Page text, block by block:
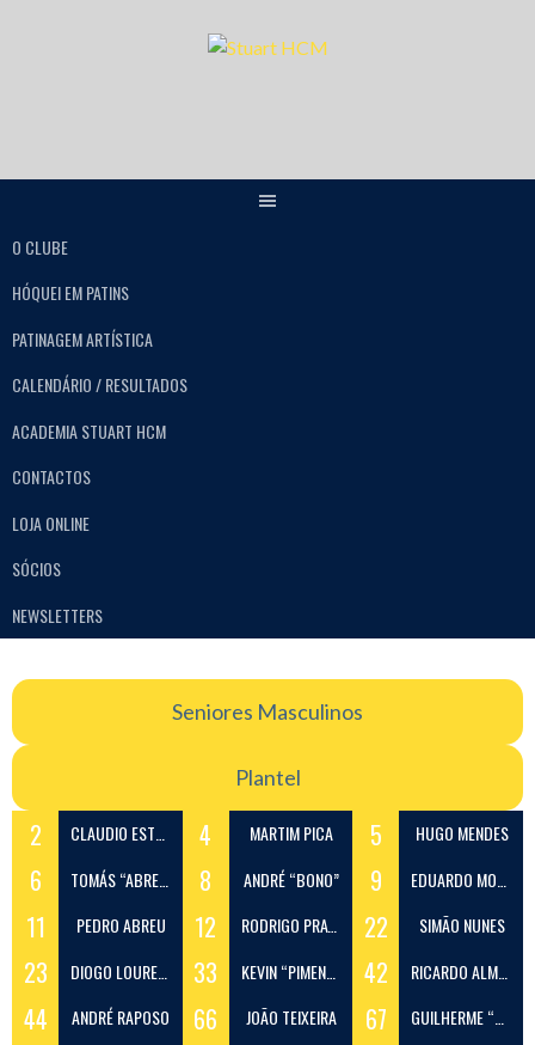
O CLUBE
HÓQUEI EM PATINS
PATINAGEM ARTÍSTICA
CALENDÁRIO / RESULTADOS
ACADEMIA STUART HCM
CONTACTOS
LOJA ONLINE
SÓCIOS
NEWSLETTERS
Seniores Masculinos
Plantel
2 CLAUDIO ESTEVES 4 MARTIM PICA 5 HUGO MENDES
6 TOMÁS “ABREU” 8 ANDRÉ “BONO” 9 EDUARDO MONGINHO
11 PEDRO ABREU 12 RODRIGO PRATAS 22 SIMÃO NUNES
23 DIOGO LOURENÇO 33 KEVIN “PIMENTEL” SIMÕES 42 RICARDO ALMEIDA
44 ANDRÉ RAPOSO 66 JOÃO TEIXEIRA 67 GUILHERME “POTIER”